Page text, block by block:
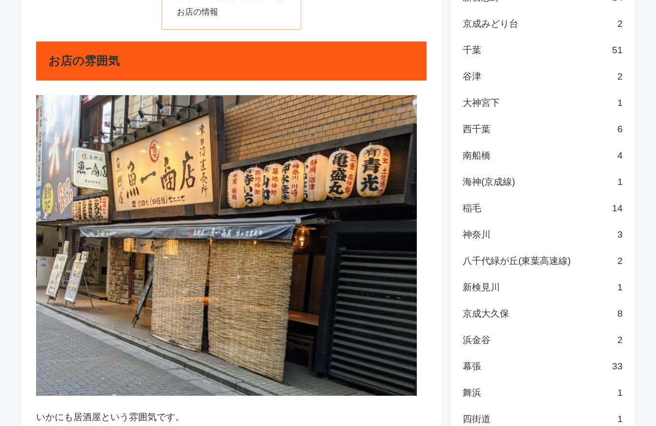
お店の情報
お店の雰囲気
いかにも居酒屋という雰囲気です。
京成みどり台 2
千葉 51
谷津 2
大神宮下 1
西千葉 6
南船橋 4
海神(京成線) 1
稲毛 14
神奈川 3
八千代緑が丘(東葉高速線) 2
新検見川 1
京成大久保 8
浜金谷 2
幕張 33
舞浜 1
四街道 1